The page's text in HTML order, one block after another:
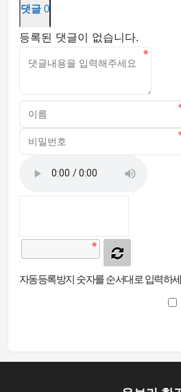
댓글 0
등록된 댓글이 없습니다.
자동등록방지 숫자를 순서대로 입력하